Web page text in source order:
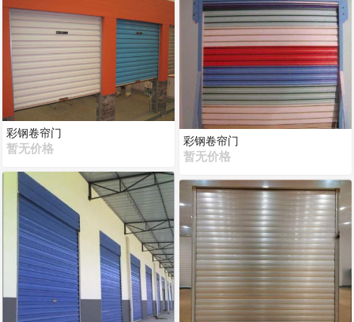
彩钢卷帘门
暂无价格
彩钢卷帘门
暂无价格